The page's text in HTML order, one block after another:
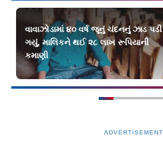
વાવાઝોડામાં ૪૦ વર્ષ જૂનું ચંદનનું ઝાડ પડી
ગયું, માલિકને થઈ ૨૮ લાખ રૂપિયાની
કમાણી
ADVERTISEMENT